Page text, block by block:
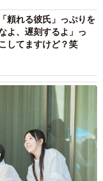
頼れる彼氏」っぷりを
よ、遅刻するよ」っ
してますけど？笑